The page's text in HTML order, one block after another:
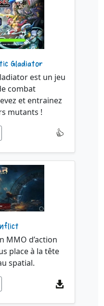
Gladiator
est un jeu
combat
et entrainez
mutants !
MMO d’action
place à la tête
spatial.